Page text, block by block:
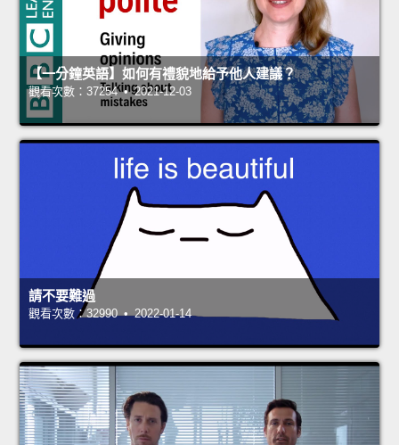
【一分鐘英語】如何有禮貌地給予他人建議？
觀看次數：37254 • 2021-12-03
請不要難過
觀看次數：32990 • 2022-01-14